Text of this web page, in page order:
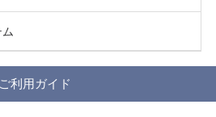
ご利用ガイド